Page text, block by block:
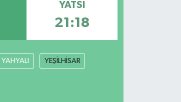
YATSI
21:18
YAHYALI YEŞİLHİSAR